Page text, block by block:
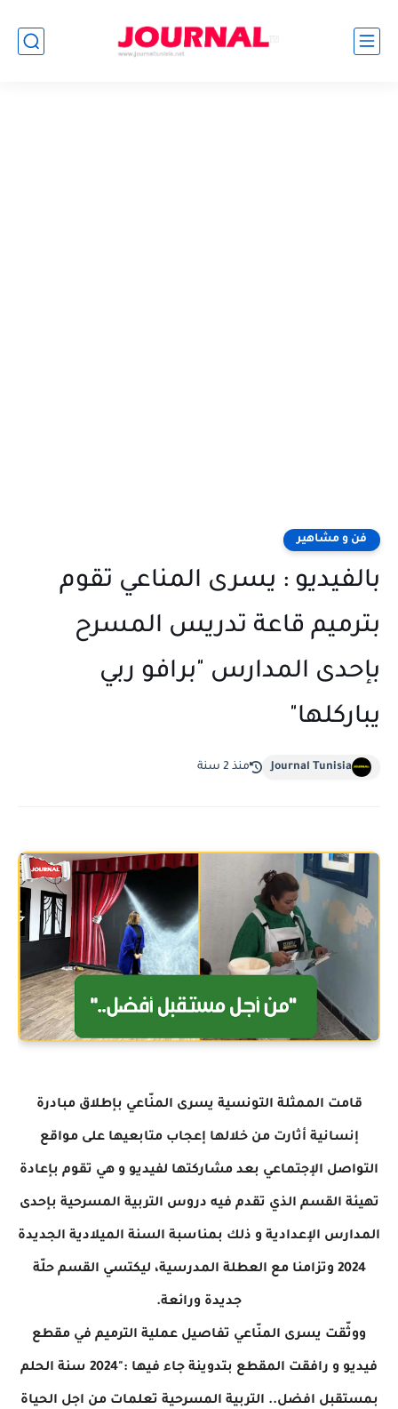
فن و مشاهير
بالفيديو : يسرى المناعي تقوم
بترميم قاعة تدريس المسرح
بإحدى المدارس "برافو ربي
يباركلها"
Journal Tunisia منذ 2 سنة
قامت الممثلة التونسية يسرى المنّاعي بإطلاق مبادرة
إنسانية أثارت من خلالها إعجاب متابعيها على مواقع
التواصل الإجتماعي بعد مشاركتها لفيديو و هي تقوم بإعادة
تهيئة القسم الذي تقدم فيه دروس التربية المسرحية بإحدى
المدارس الإعدادية و ذلك بمناسبة السنة الميلادية الجديدة
2024 وتزامنا مع العطلة المدرسية، ليكتسي القسم حلّة
جديدة ورائعة.
ووثّقت يسرى المنّاعي تفاصيل عملية الترميم في مقطع
فيديو و رافقت المقطع بتدوينة جاء فيها :"2024 سنة الحلم
بمستقبل افضل.. التربية المسرحية تعلمات من اجل الحياة